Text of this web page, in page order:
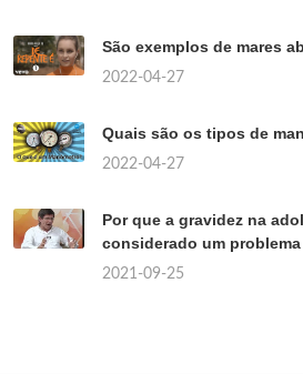
São exemplos de mares
2022-04-27
Quais são os tipos de
2022-04-27
Por que a gravidez na
considerado um
2021-09-25